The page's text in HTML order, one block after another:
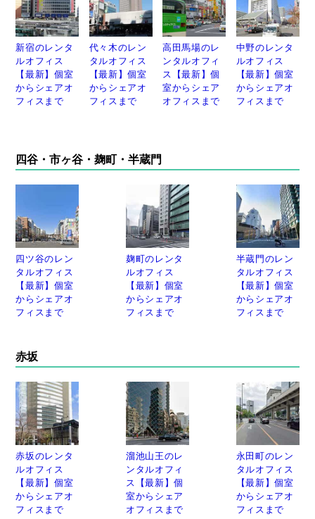
新宿のレンタ
ルオフィス
【最新】個室
からシェアオ
フィスまで
代々木のレン
タルオフィス
【最新】個室
からシェアオ
フィスまで
高田馬場のレ
ンタルオフィ
ス【最新】個
室からシェア
オフィスまで
中野のレンタ
ルオフィス
【最新】個室
からシェアオ
フィスまで
四谷・市ヶ谷・麹町・半蔵門
四ツ谷のレン
タルオフィス
【最新】個室
からシェアオ
フィスまで
麹町のレンタ
ルオフィス
【最新】個室
からシェアオ
フィスまで
半蔵門のレン
タルオフィス
【最新】個室
からシェアオ
フィスまで
赤坂
赤坂のレンタ
ルオフィス
【最新】個室
からシェアオ
フィスまで
溜池山王のレ
ンタルオフィ
ス【最新】個
室からシェア
オフィスまで
永田町のレン
タルオフィス
【最新】個室
からシェアオ
フィスまで